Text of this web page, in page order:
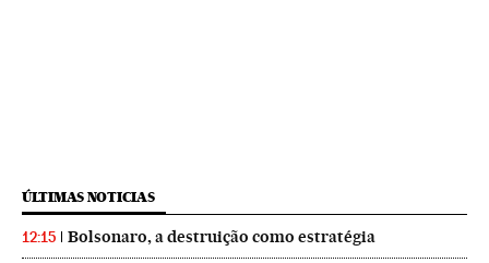
ÚLTIMAS NOTICIAS
12:15 Bolsonaro, a destruição como estratégia